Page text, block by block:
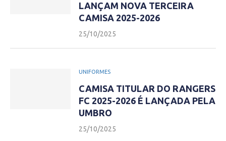
LANÇAM NOVA TERCEIRA
CAMISA 2025-2026
25/10/2025
UNIFORMES
CAMISA TITULAR DO RANGERS
FC 2025-2026 É LANÇADA PELA
UMBRO
25/10/2025